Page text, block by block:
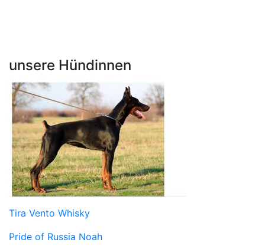
unsere Hündinnen
Tira Vento Whisky
Pride of Russia Noah